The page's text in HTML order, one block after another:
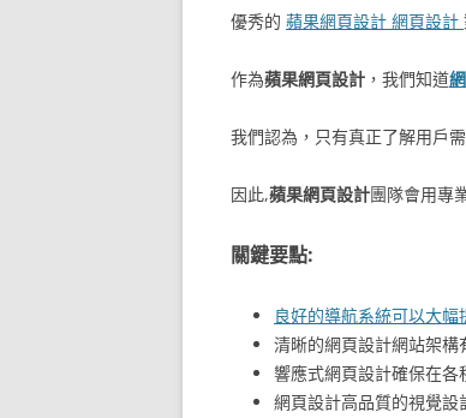
優秀的 蘋果網頁設計 網頁設計
作為蘋果網頁設計 ，我們知道
我們認為，只有真正了解用戶
因此,蘋果網頁設計團隊會用專
關鍵要點:
良好的導航系統可以大
清晰的網頁設計網站架
響應式網頁設計確保在
網頁設計高品質的視覺